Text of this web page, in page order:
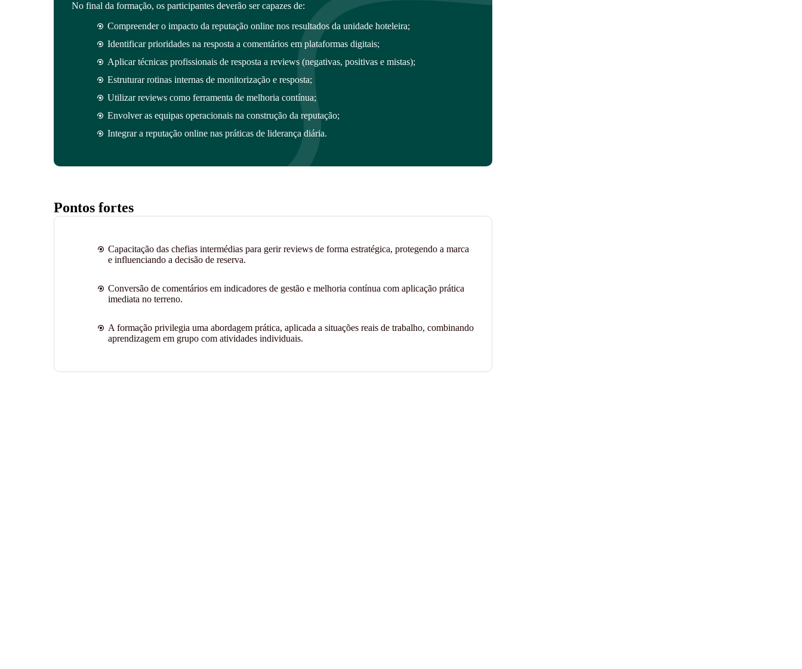
No final da formação, os participantes deverão ser capazes de:
Compreender o impacto da reputação online nos resultados da unidade hoteleira;
Identificar prioridades na resposta a comentários em plataformas digitais;
Aplicar técnicas profissionais de resposta a reviews (negativas, positivas e mistas);
Estruturar rotinas internas de monitorização e resposta;
Utilizar reviews como ferramenta de melhoria contínua;
Envolver as equipas operacionais na construção da reputação;
Integrar a reputação online nas práticas de liderança diária.
Pontos fortes
Capacitação das chefias intermédias para gerir reviews de forma estratégica, protegendo a marca
e influenciando a decisão de reserva.
Conversão de comentários em indicadores de gestão e melhoria contínua com aplicação prática
imediata no terreno.
A formação privilegia uma abordagem prática, aplicada a situações reais de trabalho, combinando
aprendizagem em grupo com atividades individuais.